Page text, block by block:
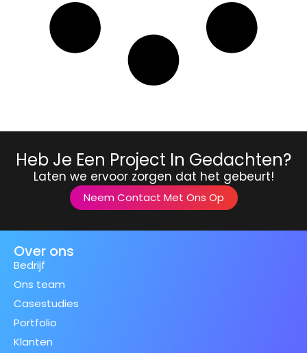
Heb Je Een Project In Gedachten?
Laten we ervoor zorgen dat het gebeurt!
Neem Contact Met Ons Op
Over ons
Bedrijf
Ons team
Casestudies
Portfolio
Klanten